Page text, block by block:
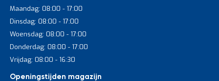
Maandag: 08:00 - 17:00
Dinsdag: 08:00 - 17:00
Woensdag: 08:00 - 17:00
Donderdag: 08:00 - 17:00
Vrijdag: 08:00 - 16:30
Openingstijden magazijn